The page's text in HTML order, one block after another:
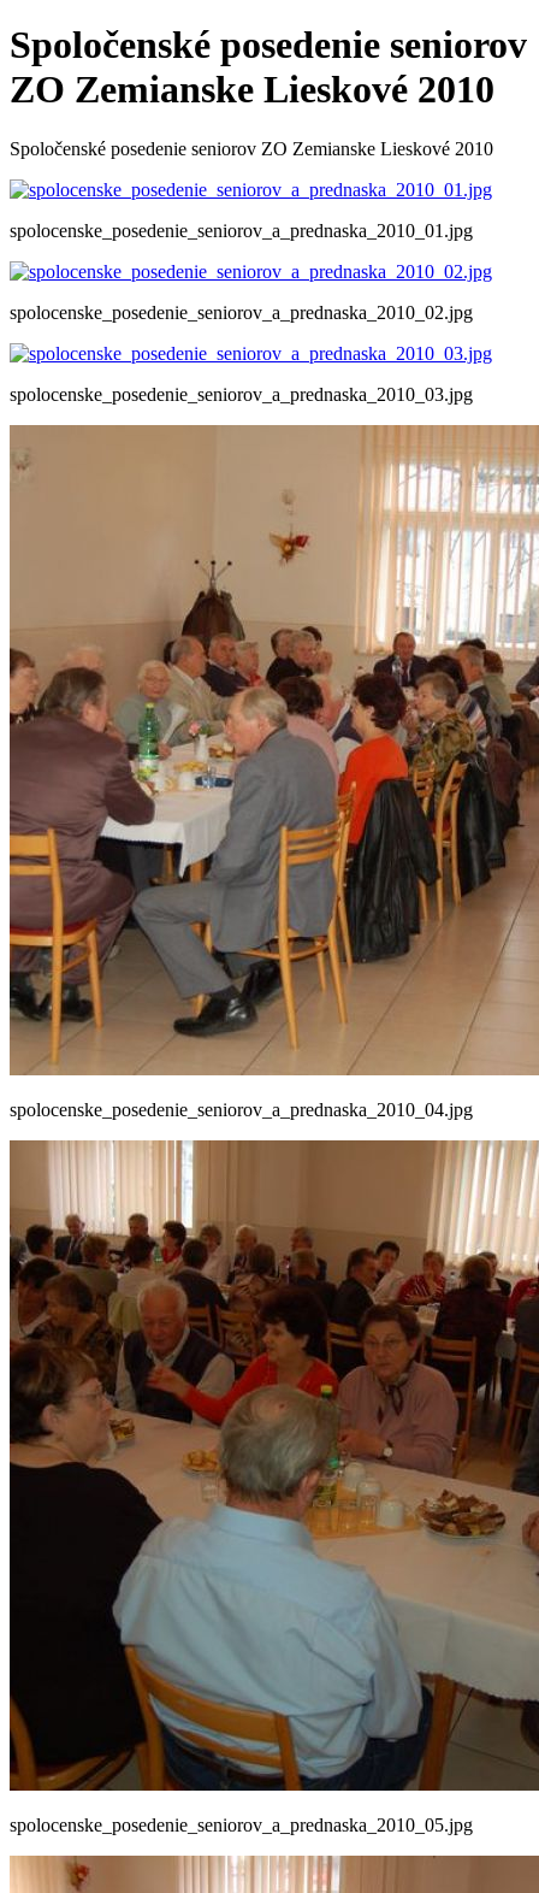
Spoločenské posedenie seniorov
ZO Zemianske Lieskové 2010
Spoločenské posedenie seniorov ZO Zemianske Lieskové 2010
spolocenske_posedenie_seniorov_a_prednaska_2010_01.jpg
spolocenske_posedenie_seniorov_a_prednaska_2010_02.jpg
spolocenske_posedenie_seniorov_a_prednaska_2010_03.jpg
spolocenske_posedenie_seniorov_a_prednaska_2010_04.jpg
spolocenske_posedenie_seniorov_a_prednaska_2010_05.jpg